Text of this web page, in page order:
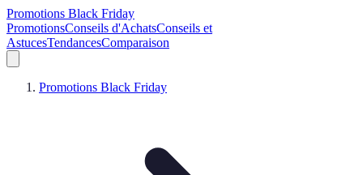
Promotions Black Friday
PromotionsConseils d'AchatsConseils et
AstucesTendancesComparaison
Promotions Black Friday